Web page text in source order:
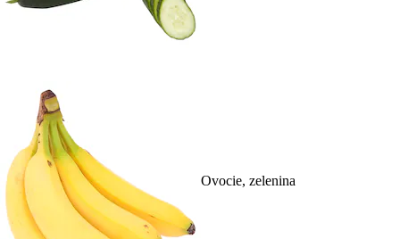
Ovocie, zelenina